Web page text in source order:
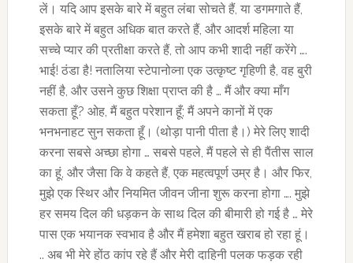
लें। यदि आप इसके बारे में बहुत लंबा सोचते हैं, या डगमगाते हैं,
इसके बारे में बहुत अधिक बात करते हैं, और आदर्श महिला या
सच्चे प्यार की प्रतीक्षा करते हैं, तो आप कभी शादी नहीं करेंगे ….
भाई! ठंडा है! नतालिया स्टेपानोव्ना एक उत्कृष्ट गृहिणी है, वह बुरी
नहीं है, और उसने कुछ शिक्षा प्राप्त की है … मैं और क्या माँग
सकता हूँ? ओह, मैं बहुत परेशान हूँ; मैं अपने कानों में एक
भनभनाहट सुन सकता हूँ। (थोड़ा पानी पीता है।) मेरे लिए शादी
करना सबसे अच्छा होगा … सबसे पहले, मैं पहले से ही पैंतीस साल
का हूं, और जैसा कि वे कहते हैं, एक महत्वपूर्ण उम्र है। और फिर,
मुझे एक स्थिर और नियमित जीवन जीना शुरू करना होगा …. मुझे
हर समय दिल की धड़कन के साथ दिल की बीमारी हो गई है … मेरे
पास एक भयानक स्वभाव है और मैं हमेशा बहुत खराब हो रहा हूं।
.. अब भी मेरे होंठ कांप रहे हैं और मेरी दाहिनी पलक फड़क रही